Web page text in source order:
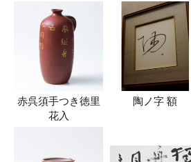
赤呉須手つき徳里
花入
陶ノ字 額